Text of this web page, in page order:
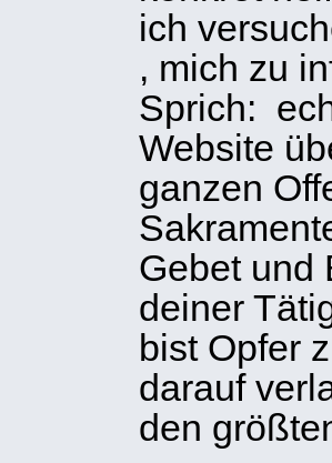
ich
, mich zu
Sprich:
Website
ganzen
Gebet und
deiner
bist Opfer
darauf
den